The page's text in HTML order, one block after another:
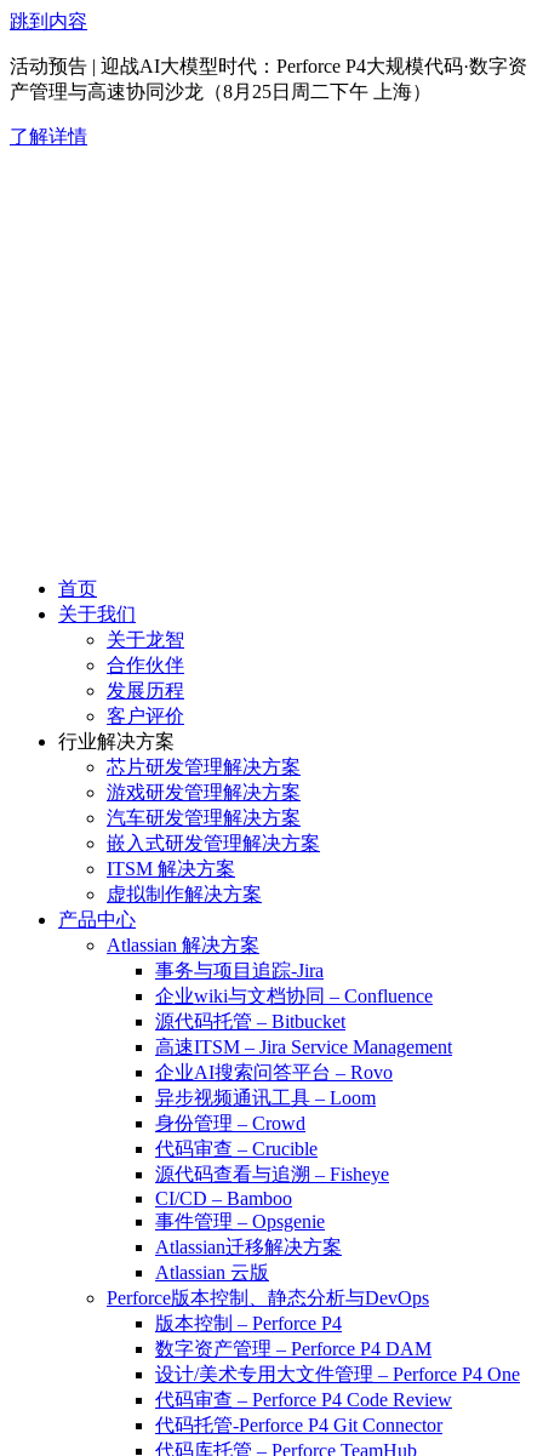
跳到内容
活动预告 | 迎战AI大模型时代：Perforce P4大规模代码·数字资
产管理与高速协同沙龙（8月25日周二下午 上海）
了解详情
首页
关于我们
关于龙智
合作伙伴
发展历程
客户评价
行业解决方案
芯片研发管理解决方案
游戏研发管理解决方案
汽车研发管理解决方案
嵌入式研发管理解决方案
ITSM 解决方案
虚拟制作解决方案
产品中心
Atlassian 解决方案
事务与项目追踪-Jira
企业wiki与文档协同 – Confluence
源代码托管 – Bitbucket
高速ITSM – Jira Service Management
企业AI搜索问答平台 – Rovo
异步视频通讯工具 – Loom
身份管理 – Crowd
代码审查 – Crucible
源代码查看与追溯 – Fisheye
CI/CD – Bamboo
事件管理 – Opsgenie
Atlassian迁移解决方案
Atlassian 云版
Perforce版本控制、静态分析与DevOps
版本控制 – Perforce P4
数字资产管理 – Perforce P4 DAM
设计/美术专用大文件管理 – Perforce P4 One
代码审查 – Perforce P4 Code Review
代码托管-Perforce P4 Git Connector
代码库托管 – Perforce TeamHub